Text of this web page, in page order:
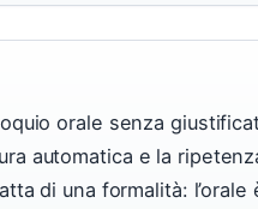
orale senza
automatica e la
di una formalità: l’orale